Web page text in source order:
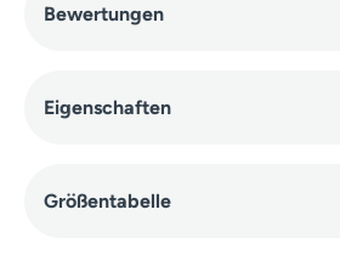
Bewertungen
Eigenschaften
Größentabelle